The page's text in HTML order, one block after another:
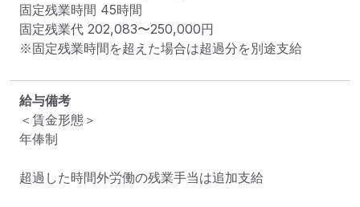
固定残業時間 45時間
固定残業代 202,083〜250,000円
※固定残業時間を超えた場合は超過分を別途支給
給与備考
＜賃金形態＞
年俸制
超過した時間外労働の残業手当は追加支給